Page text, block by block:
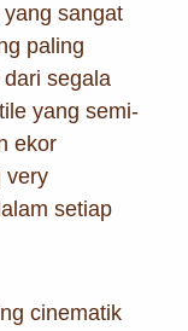
sangat
paling
segala
yang semi-
ekor
very
setiap
cinematik